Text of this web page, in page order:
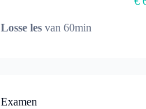
Losse les van 60min
Examen